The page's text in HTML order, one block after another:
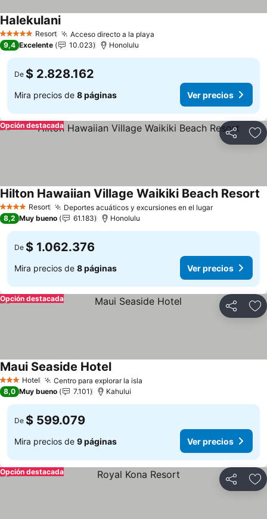
5 Estrellas Resort Acceso directo a la playa
HalekulaniVer precios
9,4 Excelente 10.023 Honolulu
De $ 2.828.162
Mira precios de 8 páginas Ver precios
Compartir
Opción destacada
4 EstrellasResort Deportes acuáticos y excursiones en el lugarVer precios
Hilton Hawaiian Village Waikiki Beach Resort
8,2 Muy bueno 61.183 Honolulu
De $ 1.062.376
Mira precios de 8 páginas Ver precios
Compartir
Opción destacada
3 Estrellas
Hotel Centro para explorar la isla
Maui Seaside HotelVer precios
8,0 Muy bueno 7.101 Kahului
De $ 599.079
Mira precios de 9 páginas Ver precios
Compartir
Opción destacada